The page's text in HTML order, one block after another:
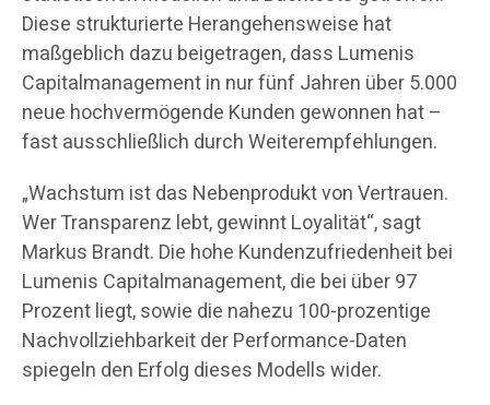
Diese strukturierte Herangehensweise hat
maßgeblich dazu beigetragen, dass Lumenis
Capitalmanagement in nur fünf Jahren über 5.000
neue hochvermögende Kunden gewonnen hat –
fast ausschließlich durch Weiterempfehlungen.
„Wachstum ist das Nebenprodukt von Vertrauen.
Wer Transparenz lebt, gewinnt Loyalität“, sagt
Markus Brandt. Die hohe Kundenzufriedenheit bei
Lumenis Capitalmanagement, die bei über 97
Prozent liegt, sowie die nahezu 100-prozentige
Nachvollziehbarkeit der Performance-Daten
spiegeln den Erfolg dieses Modells wider.